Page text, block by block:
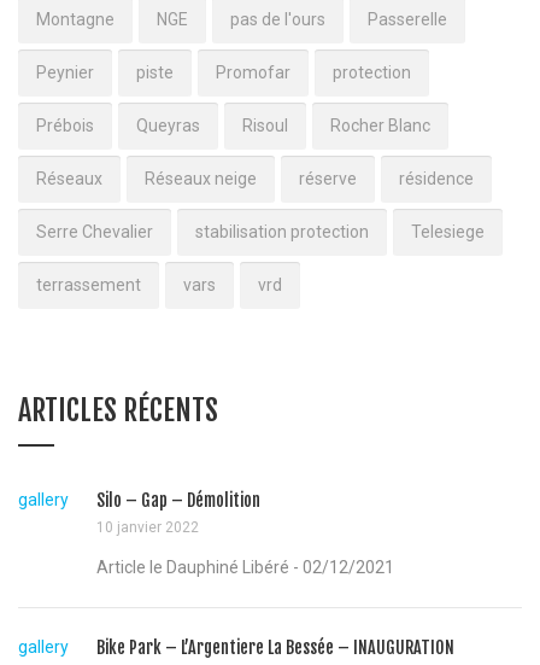
Montagne NGE pas de l'ours Passerelle
Peynier piste Promofar protection
Prébois Queyras Risoul Rocher Blanc
Réseaux Réseaux neige réserve résidence
Serre Chevalier stabilisation protection Telesiege
terrassement vars vrd
ARTICLES RÉCENTS
gallery Silo – Gap – Démolition
10 janvier 2022
Article le Dauphiné Libéré - 02/12/2021
gallery Bike Park – L’Argentiere La Bessée – INAUGURATION